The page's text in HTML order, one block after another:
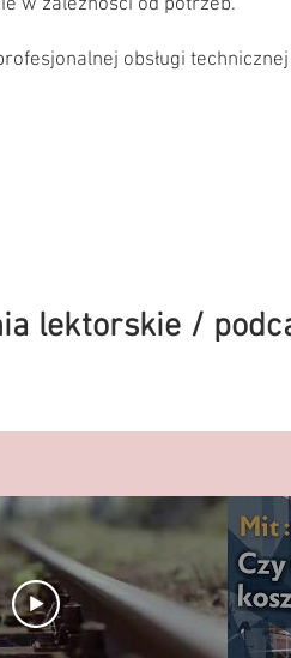
w zależności od potrzeb.
obsługi
lektorskie /